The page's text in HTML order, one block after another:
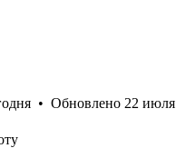
• Обновлено 22 июля